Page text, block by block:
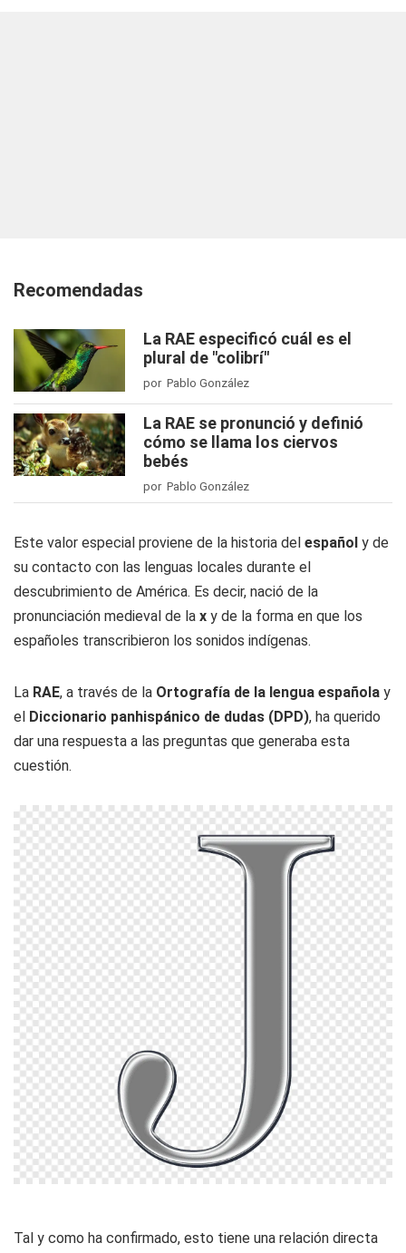
Recomendadas
La RAE especificó cuál es el
plural de "colibrí"
por Pablo González
La RAE se pronunció y definió
cómo se llama los ciervos
bebés
por Pablo González
Este valor especial proviene de la historia del español y de
su contacto con las lenguas locales durante el
descubrimiento de América. Es decir, nació de la
pronunciación medieval de la x y de la forma en que los
españoles transcribieron los sonidos indígenas.
La RAE, a través de la Ortografía de la lengua española y
el Diccionario panhispánico de dudas (DPD), ha querido
dar una respuesta a las preguntas que generaba esta
cuestión.
Tal y como ha confirmado, esto tiene una relación directa